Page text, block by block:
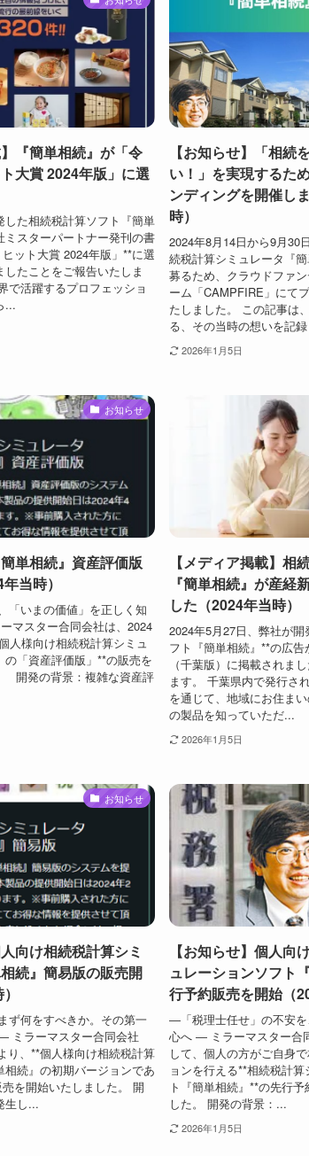
】『簡単相続』が「令
大賞 2024年版」に選
した相続税計算ソフト『簡単
ミスターパートナー発刊の書
ット大賞 2024年版」**に選
たことをご報告いたしま
で活躍するプロフェッショ
...
【お知らせ】「相続
い！」を実現するた
ンディングを開催し
時）
2024年8月14日から9月30
続税計算シミュレータ『
募るため、クラウドファ
ーム「CAMPFIRE」にて
たしました。 この記事は
る、その当時の想いを記
2026年1月5日
お知らせ
簡単相続』資産評価版
当時）
「いまの価値」を正しく知
マスター合同会社は、2024
人様向け相続税計算シミュ
の「資産評価版」**の販売を
開発の背景：複雑な資産評
【メディア掲載】相
『簡単相続』が産経
した（2024年当時）
2024年5月27日、弊社が
フト『簡単相続』**の広
（千葉版）に掲載されま
ます。 千葉県内で発行さ
を通じて、地域にお住ま
の製品を知っていただ...
2026年1月5日
お知らせ
向け相続税計算シミ
続』簡易版の販売開
ず何をすべきか。その第一
ミラーマスター合同会社
り、**個人様向け相続税計算
相続』の初期バージョンであ
を開始いたしました。 開
生し...
【お知らせ】個人向
ュレーションソフト
行予約販売を開始（
―「税理士任せ」の不安
心へ ― ミラーマスター合
して、個人の方がご自身
ョンを行える**相続税計
ト『簡単相続』**の先行
した。 開発の背景：...
2026年1月5日